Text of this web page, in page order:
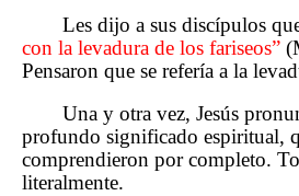
Les dijo a sus discípulos
con la levadura de los fariseos”
Pensaron que se refería a la
Una y otra vez, Jesús
profundo significado espiritual,
comprendieron por completo.
literalmente.